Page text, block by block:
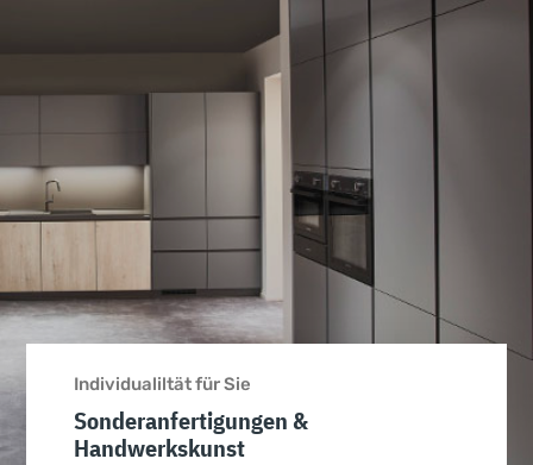
Individualiltät für Sie
Sonderanfertigungen &
Handwerkskunst